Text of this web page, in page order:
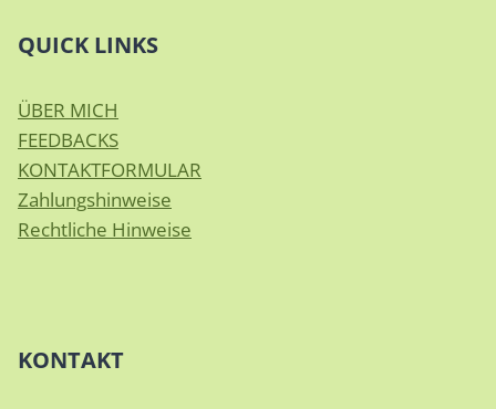
QUICK LINKS
ÜBER MICH
FEEDBACKS
KONTAKTFORMULAR
Zahlungshinweise
Rechtliche Hinweise
KONTAKT